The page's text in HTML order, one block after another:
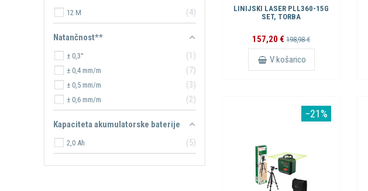
LINIJSKI LASER PLL360-15G
SET, TORBA
157,20 €198,98 €
V košarico
−21%
12 M 4
Natančnost**
± 0,3° 1
± 0,4 mm/m 7
± 0,5 mm/m 3
± 0,6 mm/m 2
Kapaciteta akumulatorske baterije
2,0 Ah 5